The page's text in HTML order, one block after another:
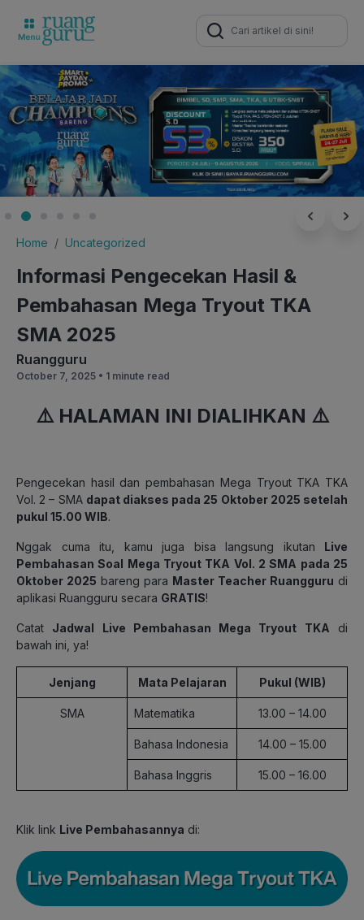
Search
for:
Home Uncategorized
Informasi Pengecekan Hasil &
Pembahasan Mega Tryout TKA
SMA 2025
Ruangguru
October 7, 2025 • 1 minute read
⚠️ HALAMAN INI DIALIHKAN ⚠️
Pengecekan hasil dan pembahasan Mega Tryout TKA TKA
Vol. 2 – SMA dapat diakses pada 25 Oktober 2025 setelah
pukul 15.00 WIB.
Nggak cuma itu, kamu juga bisa langsung ikutan Live
Pembahasan Soal Mega Tryout TKA Vol. 2 SMA pada 25
Oktober 2025 bareng para Master Teacher Ruangguru di
aplikasi Ruangguru secara GRATIS!
Catat Jadwal Live Pembahasan Mega Tryout TKA di
bawah ini, ya!
Jenjang Mata Pelajaran Pukul (WIB)
SMA Matematika 13.00 – 14.00
Bahasa Indonesia 14.00 – 15.00
Bahasa Inggris 15.00 – 16.00
Klik link Live Pembahasannya di: